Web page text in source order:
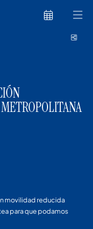
movilidad reducida
para que podamos